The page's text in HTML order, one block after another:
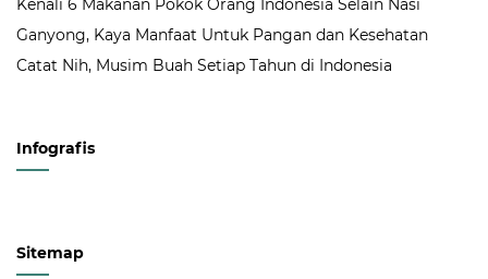
Kenali 6 Makanan Pokok Orang Indonesia Selain Nasi
Ganyong, Kaya Manfaat Untuk Pangan dan Kesehatan
Catat Nih, Musim Buah Setiap Tahun di Indonesia
Infografis
Sitemap